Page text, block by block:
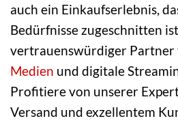
auch ein Einkaufserlebnis,
Bedürfnisse zugeschnitten
vertrauenswürdiger Partner
Medien und digitale
Profitiere von unserer
Versand und exzellentem